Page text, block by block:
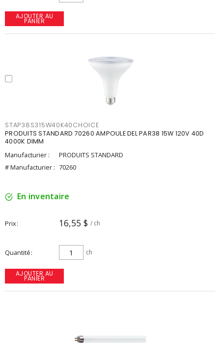
AJOUTER AU
PANIER
STAP38S315W40K40CHOICE
PRODUITS STANDARD 70260 AMPOULE DEL PAR38 15W 120V 40D
4000K DIMM
Manufacturier :
PRODUITS STANDARD
# Manufacturier : 70260
En inventaire
Prix 16,55 $ / ch
Quantité ch
AJOUTER AU
PANIER